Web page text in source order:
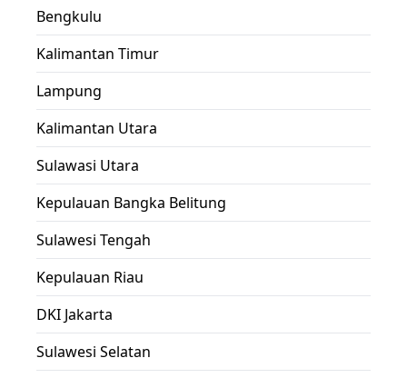
Bengkulu
Kalimantan Timur
Lampung
Kalimantan Utara
Sulawasi Utara
Kepulauan Bangka Belitung
Sulawesi Tengah
Kepulauan Riau
DKI Jakarta
Sulawesi Selatan